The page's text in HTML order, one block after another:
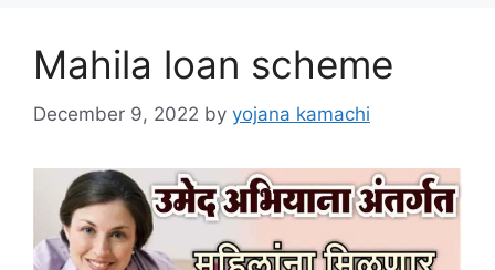
Mahila loan scheme
December 9, 2022 by yojana kamachi